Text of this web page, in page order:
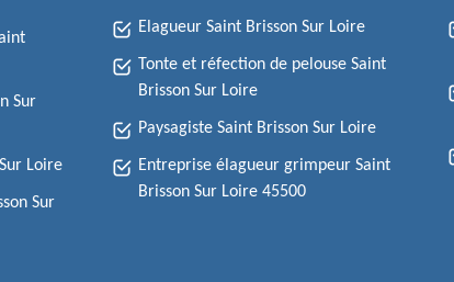
Sur
Loire
Sur
Elagueur Saint Brisson Sur Loire
Tonte et réfection de pelouse Saint
Brisson Sur Loire
Paysagiste Saint Brisson Sur Loire
Entreprise élagueur grimpeur Saint
Brisson Sur Loire 45500